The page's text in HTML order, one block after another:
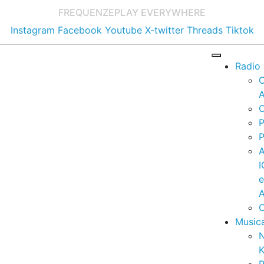
FREQUENZEPLAY EVERYWHERE
Instagram Facebook Youtube X-twitter Threads Tiktok
Radio
e